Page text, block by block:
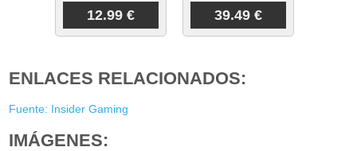
12.99 € 39.49 €
ENLACES RELACIONADOS:
Fuente: Insider Gaming
IMÁGENES: